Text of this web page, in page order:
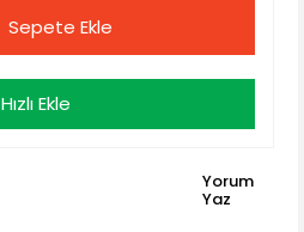
Sepete Ekle
Hızlı Ekle
Yorum
Yaz